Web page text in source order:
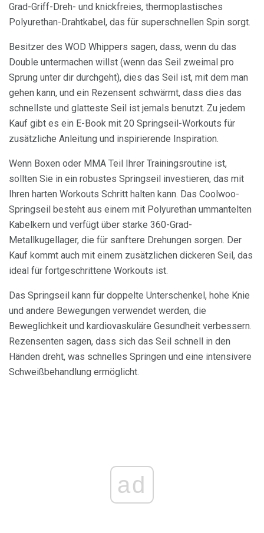
Grad-Griff-Dreh- und knickfreies, thermoplastisches
Polyurethan-Drahtkabel, das für superschnellen Spin sorgt.
Besitzer des WOD Whippers sagen, dass, wenn du das
Double untermachen willst (wenn das Seil zweimal pro
Sprung unter dir durchgeht), dies das Seil ist, mit dem man
gehen kann, und ein Rezensent schwärmt, dass dies das
schnellste und glatteste Seil ist jemals benutzt. Zu jedem
Kauf gibt es ein E-Book mit 20 Springseil-Workouts für
zusätzliche Anleitung und inspirierende Inspiration.
Wenn Boxen oder MMA Teil Ihrer Trainingsroutine ist,
sollten Sie in ein robustes Springseil investieren, das mit
Ihren harten Workouts Schritt halten kann. Das Coolwoo-
Springseil besteht aus einem mit Polyurethan ummantelten
Kabelkern und verfügt über starke 360-Grad-
Metallkugellager, die für sanftere Drehungen sorgen. Der
Kauf kommt auch mit einem zusätzlichen dickeren Seil, das
ideal für fortgeschrittene Workouts ist.
Das Springseil kann für doppelte Unterschenkel, hohe Knie
und andere Bewegungen verwendet werden, die
Beweglichkeit und kardiovaskuläre Gesundheit verbessern.
Rezensenten sagen, dass sich das Seil schnell in den
Händen dreht, was schnelles Springen und eine intensivere
Schweißbehandlung ermöglicht.
ad